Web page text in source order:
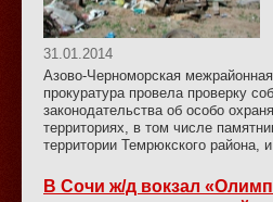
31.01.2014
Азово-Черноморская
прокуратура провела проверку
законодательства об особо
территориях, в том числе
территории Темрюкского района,
В Сочи ж/д вокзал